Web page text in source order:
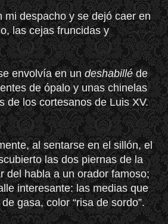
mi despacho y se dejó caer en
las cejas fruncidas y
envolvía en undeshabilléde
de ópalo y unas chinelas
de los cortesanos de Luis XV.
al sentarse en el sillón, el
las dos piernas de la
del habla a un orador famoso;
interesante: las medias que
gasa, color “risa de sordo”.